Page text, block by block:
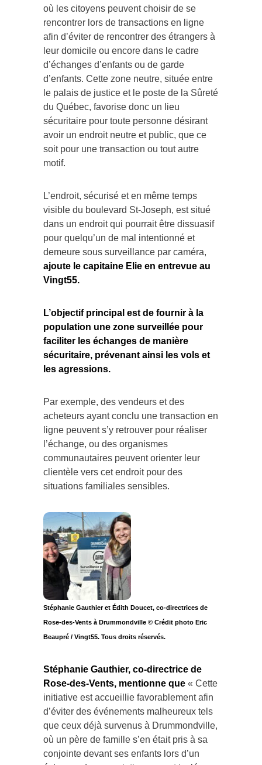
où les citoyens peuvent choisir de se
rencontrer lors de transactions en ligne
afin d’éviter de rencontrer des étrangers à
leur domicile ou encore dans le cadre
d’échanges d’enfants ou de garde
d’enfants. Cette zone neutre, située entre
le palais de justice et le poste de la Sûreté
du Québec, favorise donc un lieu
sécuritaire pour toute personne désirant
avoir un endroit neutre et public, que ce
soit pour une transaction ou tout autre
motif.
L’endroit, sécurisé et en même temps
visible du boulevard St-Joseph, est situé
dans un endroit qui pourrait être dissuasif
pour quelqu’un de mal intentionné et
demeure sous surveillance par caméra,
ajoute le capitaine Elie en entrevue au
Vingt55.
L’objectif principal est de fournir à la
population une zone surveillée pour
faciliter les échanges de manière
sécuritaire, prévenant ainsi les vols et
les agressions.
Par exemple, des vendeurs et des
acheteurs ayant conclu une transaction en
ligne peuvent s’y retrouver pour réaliser
l’échange, ou des organismes
communautaires peuvent orienter leur
clientèle vers cet endroit pour des
situations familiales sensibles.
Stéphanie Gauthier et Édith Doucet, co-directrices de
Rose-des-Vents à Drummondville © Crédit photo Eric
Beaupré / Vingt55. Tous droits réservés.
Stéphanie Gauthier, co-directrice de
Rose-des-Vents, mentionne que
« Cette
initiative est accueillie favorablement afin
d’éviter des événements malheureux tels
que ceux déjà survenus à Drummondville,
où un père de famille s’en était pris à sa
conjointe devant ses enfants lors d’un
échange dans un stationnement isolé. »